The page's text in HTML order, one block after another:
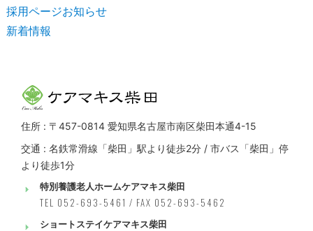
採用ページお知らせ
新着情報
住所 : 〒457-0814 愛知県名古屋市南区柴田本通4-15
交通 : 名鉄常滑線「柴田」駅より徒歩2分 / 市バス「柴田」停
より徒歩1分
特別養護老人ホームケアマキス柴田
TEL 052-693-5461 / FAX 052-693-5462
ショートステイケアマキス柴田